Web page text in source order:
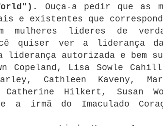
Ouça-a pedir que as
e existentes que
mulheres líderes de
quiser ver a liderança
liderança autorizada e bem
Copeland, Lisa Sowle
Cathleen Kaveny,
Catherine Hilkert, Susan
e a irmã do Imaculado